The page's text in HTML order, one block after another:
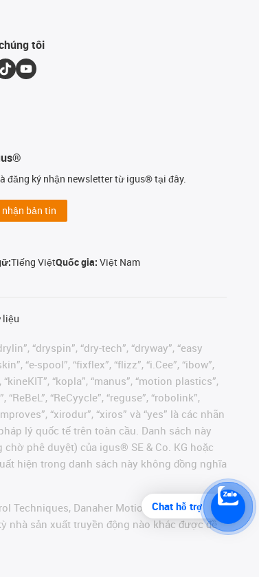
tôi
đăng ký nhận newsletter từ igus® tại đây.
bản tin
Tiếng ViệtQuốc gia:Việt Nam
liệu
“dryspin”, “dry-tech”, “dryway”, “easy
“e-spool”, “fixflex”, “flizz”, “i.Cee”, “ibow”,
“kopla”, “manus”, “motion plastics”,
“ReCyycle”, “reguse”, “robolink”,
“xirodur”, “xiros” và “yes” là các nhãn
lý quốc tế trên toàn cầu. Danh sách này
phê duyệt) của igus® SE & Co. KG hoặc
hiện trong danh sách này không đồng nghĩa
Danaher Motion, ELAU, FAGOR,
nhà sản xuất truyền động nào khác được đề
Chat hỗ trợ